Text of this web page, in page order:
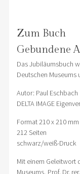
Zum Buch
Gebundene
Das Jubiläumsbuch
Deutschen Museums
Autor: Paul Eschbach
DELTA IMAGE
Format 210 x 210 mm
212 Seiten
schwarz/weiß-Druck
Mit einem Geleitwort
Museums, Prof. Dr.